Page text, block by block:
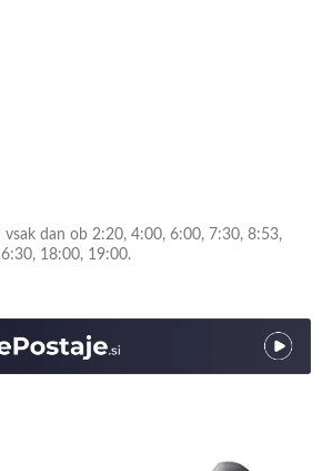
dan ob 2:20, 4:00, 6:00, 7:30, 8:53,
18:00, 19:00.